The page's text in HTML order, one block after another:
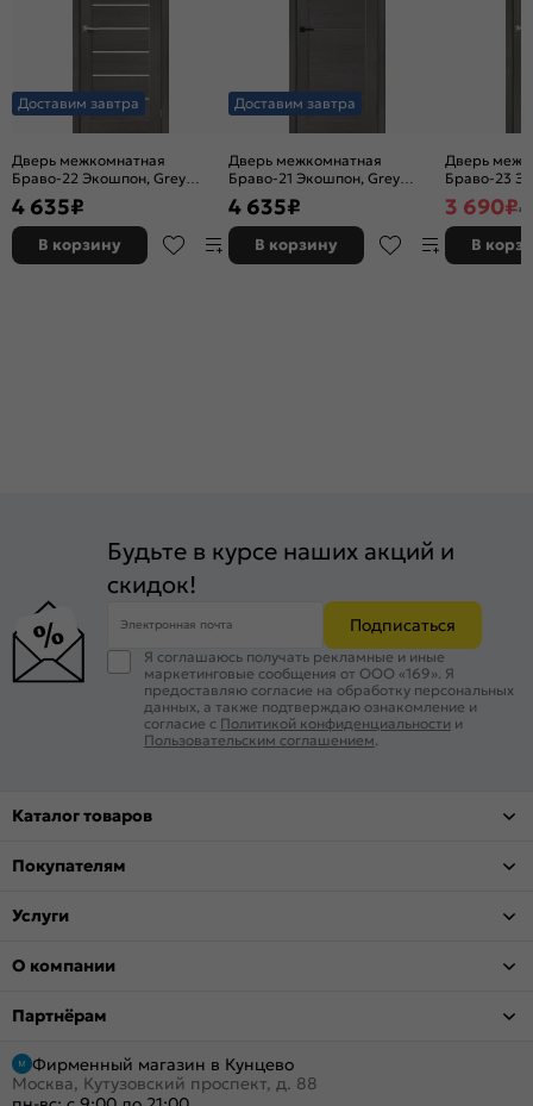
Доставим завтра
Дверь межкомнатная
Браво-22 Экошпон, Grey
Melinga, остекленная, magic
fog, царговая
4 635₽
В корзину
Доставим завтра
Дверь межкомнатная
Браво-21 Экошпон, Grey
Melinga, глухая, царговая
4 635₽
В корзину
Дверь
Браво-23
Melinga,
fog,
3 690₽4
В
Будьте в курсе наших акций и
скидок!
Электронная почта Подписаться
Я соглашаюсь получать рекламные и иные
маркетинговые сообщения от ООО «169». Я
предоставляю согласие на обработку персональных
данных, а также подтверждаю ознакомление и
согласие с Политикой конфиденциальности и
Пользовательским соглашением.
Каталог товаров
Покупателям
Услуги
О компании
Партнёрам
Фирменный магазин в Кунцево
Москва, Кутузовский проспект, д. 88